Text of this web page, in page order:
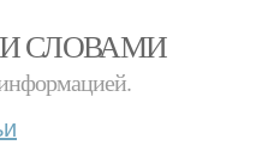
СЛОВАМИ